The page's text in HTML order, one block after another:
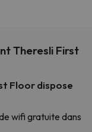
Theresli First
Floor dispose
wifi gratuite dans